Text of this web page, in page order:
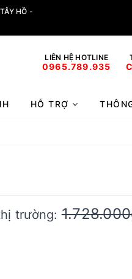
HỒ -
LIÊN HỆ HOTLINE
0965.789.935
HỖ TRỢ
trường: